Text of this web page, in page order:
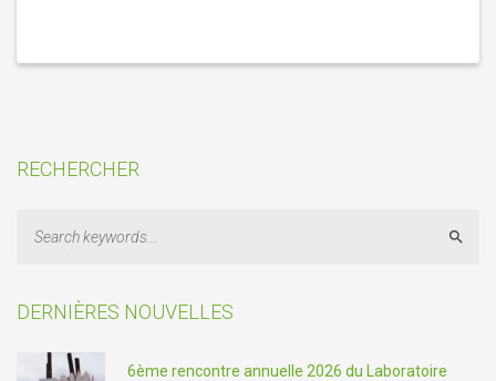
RECHERCHER
DERNIÈRES NOUVELLES
6ème rencontre annuelle 2026 du Laboratoire